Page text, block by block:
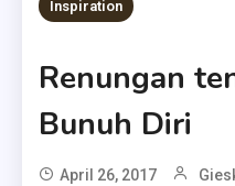
Inspiration
Renungan
Bunuh Diri
April 26, 2017